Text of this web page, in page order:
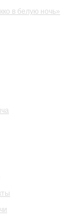
в белую ночь»